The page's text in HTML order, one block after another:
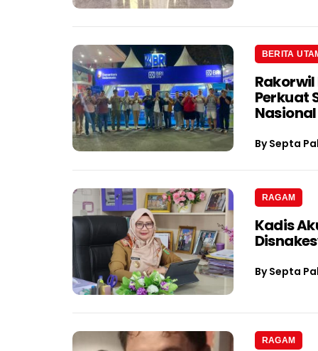
BERITA
Perkuat
Nasional
BySepta
RAGAM
Kadis
BySepta
RAGAM